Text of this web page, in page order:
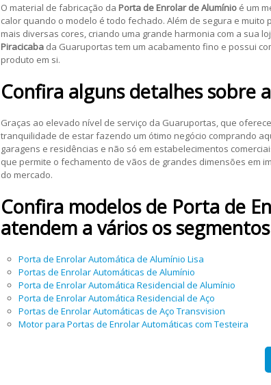
O material de fabricação da Porta de Enrolar de Alumínio é um
calor quando o modelo é todo fechado. Além de segura e muito
mais diversas cores, criando uma grande harmonia com a sua
Piracicaba da Guaruportas tem um acabamento fino e possui
produto em si.
Confira alguns detalhes sobre a
Graças ao elevado nível de serviço da Guaruportas, que
tranquilidade de estar fazendo um ótimo negócio comprando
garagens e residências e não só em estabelecimentos
que permite o fechamento de vãos de grandes dimensões em
do mercado.
Confira modelos de Porta de
atendem a vários os segmentos
Porta de Enrolar Automática de Alumínio Lisa
Portas de Enrolar Automáticas de Alumínio
Porta de Enrolar Automática Residencial de Alumínio
Porta de Enrolar Automática Residencial de Aço
Portas de Enrolar Automáticas de Aço Transvision
Motor para Portas de Enrolar Automáticas com Testeira